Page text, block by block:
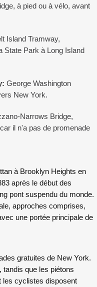
à pied ou à vélo, avant
Island Tramway,
State Park à Long Island
George Washington
New York.
Narrows Bridge,
il n'a pas de promenade
à Brooklyn Heights en
après le début des
pont suspendu du monde.
approches comprises,
une portée principale de
gratuites de New York.
que les piétons
les cyclistes disposent